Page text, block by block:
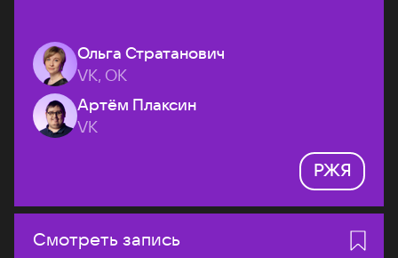
Ольга Стратанович
VK, ОК
Артём Плаксин
VK
РЖЯ
Смотреть запись